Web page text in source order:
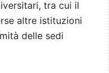
tra cui il
altre istituzioni
delle sedi